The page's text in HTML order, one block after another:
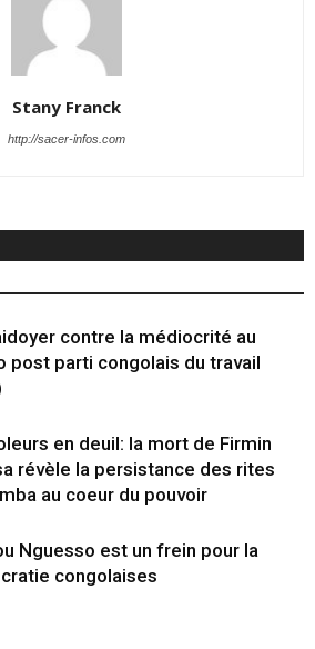
Stany Franck
http://sacer-infos.com
contre la médiocrité au
post parti congolais du travail
en deuil: la mort de Firmin
révèle la persistance des rites
au coeur du pouvoir
Nguesso est un frein pour la
congolaises